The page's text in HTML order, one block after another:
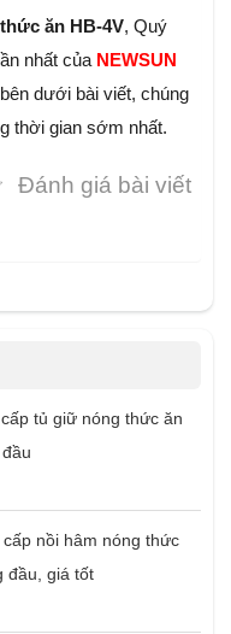
ăn HB-4V, Quý
nhất của NEWSUN
dưới bài viết, chúng
thời gian sớm nhất.
Đánh giá bài viết
tủ giữ nóng thức ăn
nồi hâm nóng thức
đầu, giá tốt